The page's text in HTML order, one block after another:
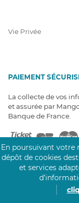
Vie Privée
PAIEMENT
La collecte de vos
et assurée par
Banque de France.
NOS PARTENAIRES
En poursuivant votre
dépôt de cookies
et services